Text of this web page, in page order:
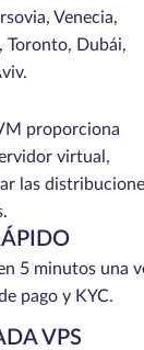
Venecia,
Toronto, Dubái,
proporciona
virtual,
las
5 minutos una
pago y KYC.
VPS